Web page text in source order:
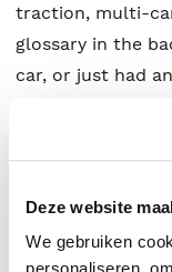
Deze website
We gebruiken
traction, multi-
glossary in the
car, or just had
Ludwig Gutmann.